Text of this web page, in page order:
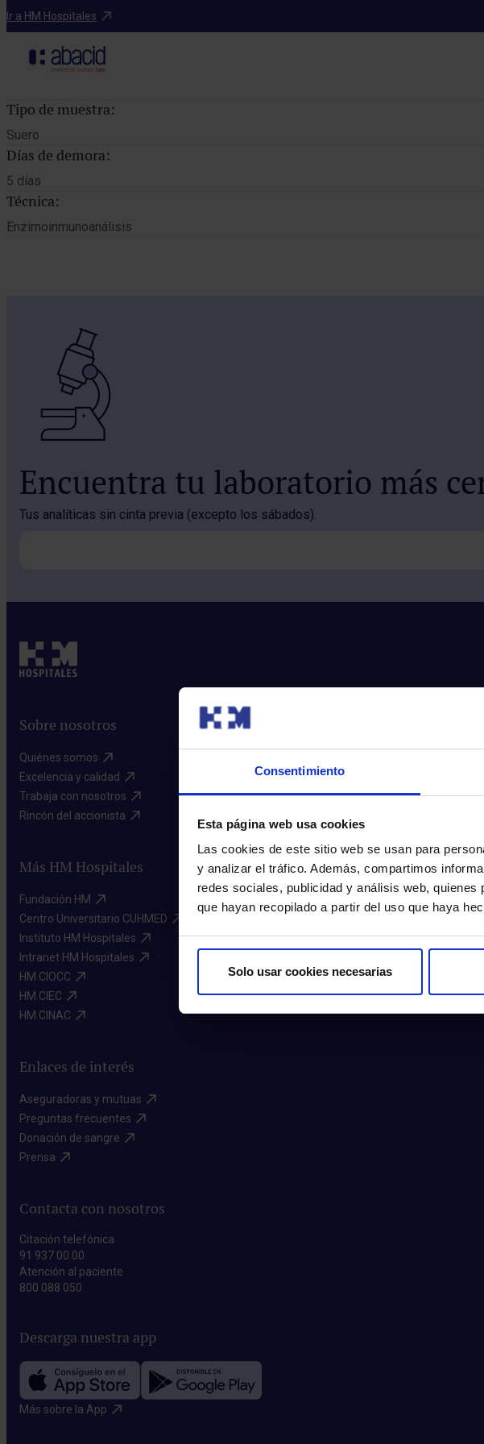
Consentimiento
Esta página web usa cookies
Las cookies de este sitio web se usan para
y analizar el tráfico. Además, compartimos
redes sociales, publicidad y análisis web,
que hayan recopilado a partir del uso que haya
Solo usar cookies necesarias
Ir a HM Hospitales
Catálogo de pruebas
AC. IGA
Tipo de muestra:
Suero
Días de demora:
5 días
Técnica:
Enzimoinmunoanálisis
Encuentra tu laboratorio más
Tus analíticas sin cinta previa (excepto los sábados).
Sobre nosotros
Quiénes somos​
Excelencia y calidad​
Trabaja con nosotros​
Rincón del accionista​
Más HM Hospitales
Fundación HM​
Centro Universitario CUHMED​
Instituto HM Hospitales​
Intranet HM Hospitales​
HM CIOCC​
HM CIEC​
HM CINAC​
Enlaces de interés
Aseguradoras y mutuas​
Preguntas frecuentes​
Donación de sangre​
Prensa​
Contacta con nosotros
Citación telefónica
91 937 00 00
Atención al paciente
800 088 050
Descarga nuestra app
Más sobre la App​